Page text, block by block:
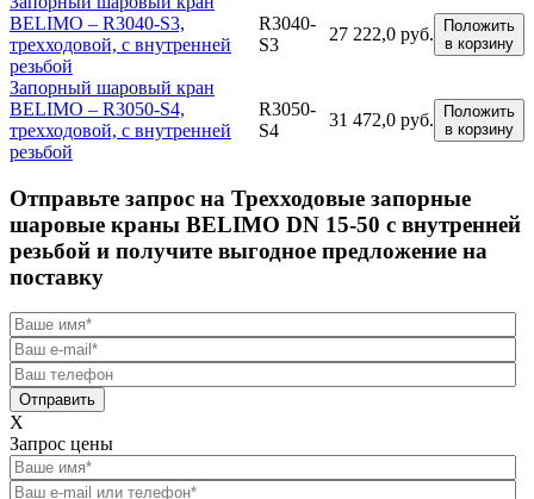
BELIMO – R3040-S3,
трехходовой, с внутренней
резьбой
R3040-
S3
27 222,0 руб.
Положить
в корзину
Запорный шаровый кран
BELIMO – R3050-S4,
трехходовой, с внутренней
резьбой
R3050-
S4
31 472,0 руб.
Положить
в корзину
Отправьте запрос на Трехходовые запорные
шаровые краны BELIMO DN 15-50 с внутренней
резьбой и получите выгодное предложение на
поставку
Отправить
X
Запрос цены